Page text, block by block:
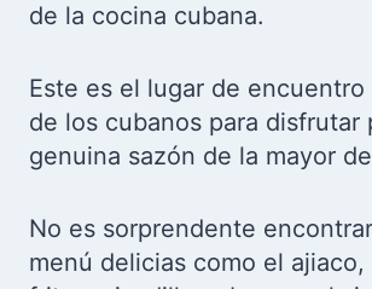
de la cocina cubana.
Este es el lugar de
de los cubanos para disfrutar
genuina sazón de la mayor
No es sorprendente
menú delicias como el ajiaco,